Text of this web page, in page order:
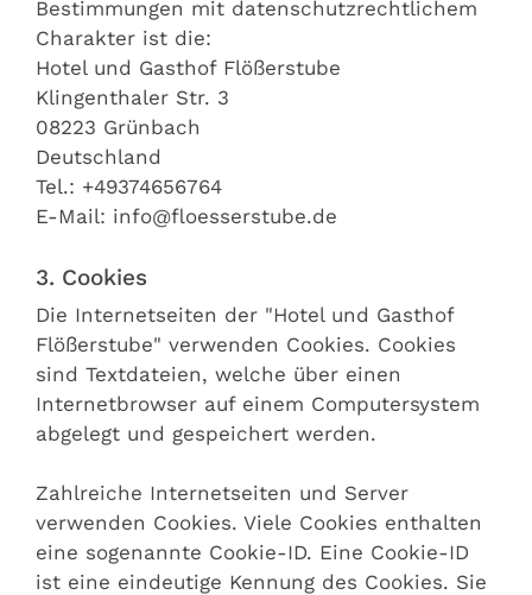
Bestimmungen mit datenschutzrechtlichem
Charakter ist die:
Hotel und Gasthof Flößerstube
Klingenthaler Str. 3
08223 Grünbach
Deutschland
Tel.: +49374656764
E-Mail: info@floesserstube.de
3. Cookies
Die Internetseiten der "Hotel und Gasthof
Flößerstube" verwenden Cookies. Cookies
sind Textdateien, welche über einen
Internetbrowser auf einem Computersystem
abgelegt und gespeichert werden.
Zahlreiche Internetseiten und Server
verwenden Cookies. Viele Cookies enthalten
eine sogenannte Cookie-ID. Eine Cookie-ID
ist eine eindeutige Kennung des Cookies. Sie